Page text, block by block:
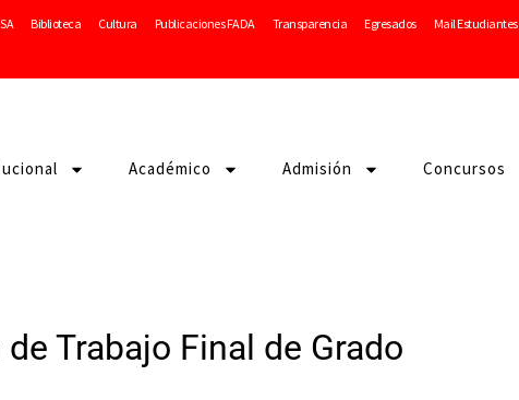
Biblioteca Cultura Publicaciones FADA Transparencia Egresados Mail Estudiantes
Académico Admisión Concursos
Trabajo Final de Grado